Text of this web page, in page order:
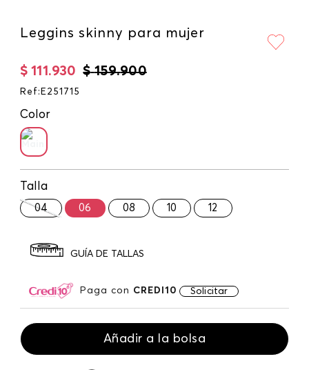
Leggins skinny para mujer
$ 159.900
$ 111 .930
Ref : E251715
Color
Talla
04 06 08 10 12
GUÍA DE TALLAS
Paga con CREDI10 Solicitar
Añadir a la bolsa